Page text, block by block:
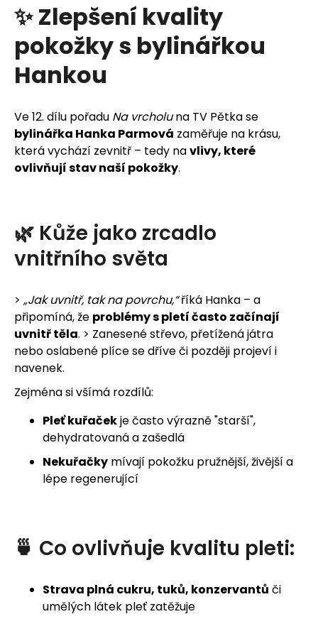
✨Zlepšení kvality
pokožkys bylinářkou
Hankou
Ve 12. dílu pořadu Na vrcholuna TV Pětka se
bylinářka Hanka Parmová zaměřuje na krásu,
která vychází zevnitř – tedy navlivy, které
ovlivňují stav naší pokožky.
🌿 Kůže jako zrcadlo
vnitřního světa
> „Jak uvnitř, tak na povrchu,“říká Hanka – a
připomíná, že problémy s pletí často začínají
uvnitř těla. > Zanesené střevo, přetížená játra
nebo oslabené plíce se dříve či později projeví i
navenek.
Zejména si všímá rozdílů:
Pleť kuřačekje často výrazně "starší",
dehydratovaná a zašedlá
Nekuřačky mívají pokožku pružnější, živější a
lépe regenerující
🍵 Co ovlivňuje kvalitu pleti:
Strava plná cukru, tuků, konzervantů či
umělých látek pleť zatěžuje
b
u
j
e
t
e
a
j
t
?
HLEDAT
o
p